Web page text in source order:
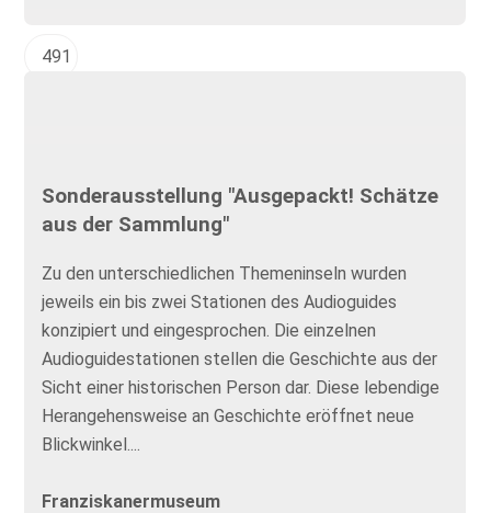
491
Sonderausstellung "Ausgepackt! Schätze
aus der Sammlung"
Zu den unterschiedlichen Themeninseln wurden
jeweils ein bis zwei Stationen des Audioguides
konzipiert und eingesprochen. Die einzelnen
Audioguidestationen stellen die Geschichte aus der
Sicht einer historischen Person dar. Diese lebendige
Herangehensweise an Geschichte eröffnet neue
Blickwinkel....
Franziskanermuseum